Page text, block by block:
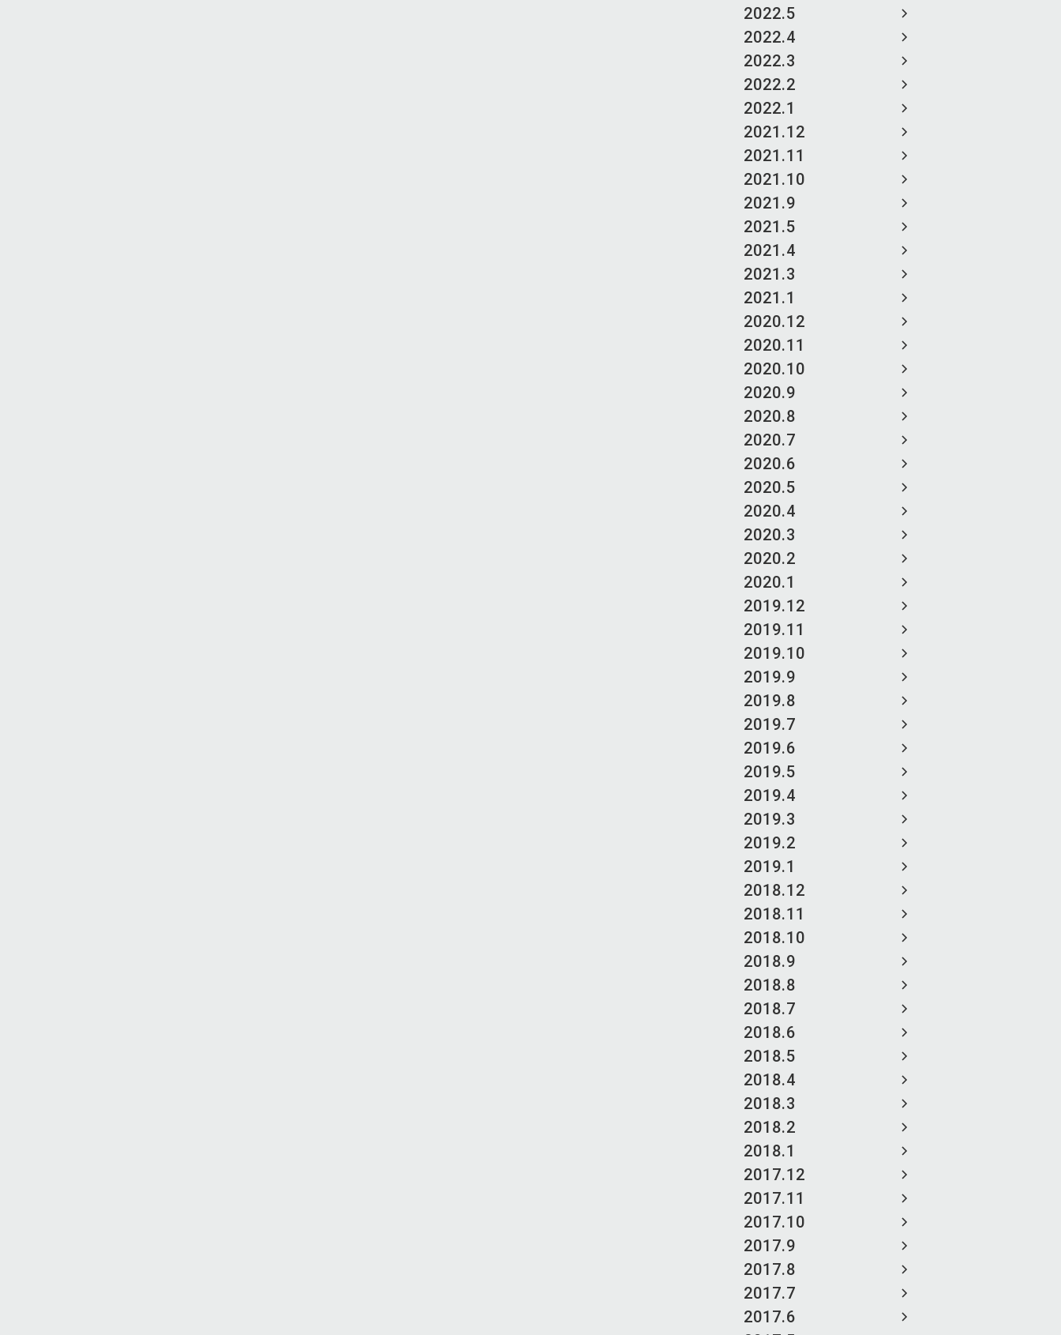
2022.5
2022.4
2022.3
2022.2
2022.1
2021.12
2021.11
2021.10
2021.9
2021.5
2021.4
2021.3
2021.1
2020.12
2020.11
2020.10
2020.9
2020.8
2020.7
2020.6
2020.5
2020.4
2020.3
2020.2
2020.1
2019.12
2019.11
2019.10
2019.9
2019.8
2019.7
2019.6
2019.5
2019.4
2019.3
2019.2
2019.1
2018.12
2018.11
2018.10
2018.9
2018.8
2018.7
2018.6
2018.5
2018.4
2018.3
2018.2
2018.1
2017.12
2017.11
2017.10
2017.9
2017.8
2017.7
2017.6